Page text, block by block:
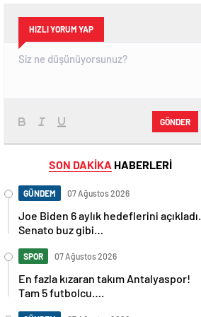
HIZLI YORUM YAP
GÖNDER
SON DAKİKA HABERLERİ
GÜNDEM 07 Ağustos 2026
Joe Biden 6 aylık hedeflerini açıkladı.
Senato buz gibi…
SPOR 07 Ağustos 2026
En fazla kızaran takım Antalyaspor!
Tam 5 futbolcu….